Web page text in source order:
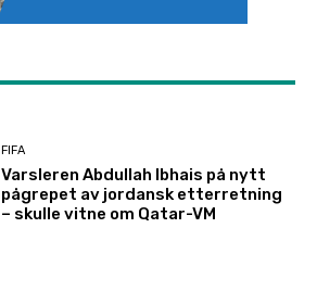
FIFA
Varsleren Abdullah Ibhais på nytt
pågrepet av jordansk etterretning
– skulle vitne om Qatar-VM